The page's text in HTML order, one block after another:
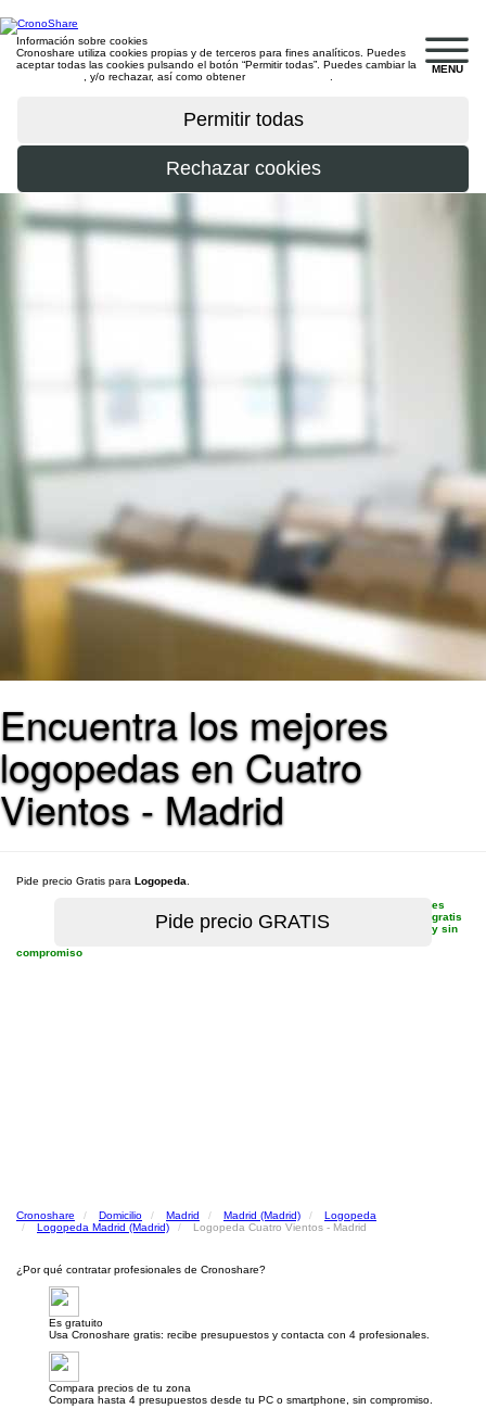
MENU
Información sobre cookies
Cronoshare utiliza cookies propias y de terceros para fines analíticos. Puedes
aceptar todas las cookies pulsando el botón “Permitir todas”. Puedes cambiar la
, y/o rechazar, así como obtener
Encuentra los mejores
logopedas en Cuatro
Vientos - Madrid
Pide precio Gratis para Logopeda
es
gratis
y sin
compromiso
Cronoshare Domicilio Madrid Madrid (Madrid)
Logopeda
Logopeda Madrid (Madrid)
Logopeda Cuatro Vientos - Madrid
¿Por qué contratar profesionales de Cronoshare?
Es gratuito
Usa Cronoshare gratis: recibe presupuestos y contacta con 4 profesionales.
Compara precios de tu zona
Compara hasta 4 presupuestos desde tu PC o smartphone, sin compromiso.